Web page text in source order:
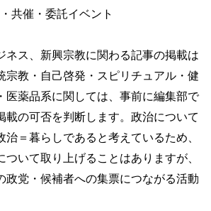
共催・委託イベント
ス、新興宗教に関わる記事の掲載は
宗教・自己啓発・スピリチュアル・健
医薬品系に関しては、事前に編集部で
載の可否を判断します。政治について
治＝暮らしであると考えているため、
ついて取り上げることはありますが、
政党・候補者への集票につながる活動